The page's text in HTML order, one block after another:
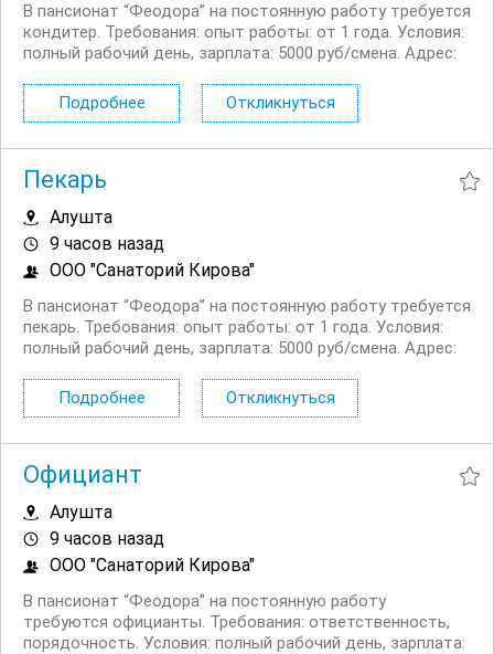
В пансионат “Феодора” на постоянную работу требуется
кондитер. Требования: опыт работы: от 1 года. Условия:
полный рабочий день, зарплата: 5000 руб/смена. Адрес:
Подробнее
Откликнуться
Пекарь
Алушта
9 часов назад
ООО "Санаторий Кирова"
В пансионат “Феодора” на постоянную работу требуется
пекарь. Требования: опыт работы: от 1 года. Условия:
полный рабочий день, зарплата: 5000 руб/смена. Адрес:
Подробнее
Откликнуться
Официант
Алушта
9 часов назад
ООО "Санаторий Кирова"
В пансионат “Феодора” на постоянную работу
требуются официанты. Требования: ответственность,
порядочность. Условия: полный рабочий день, зарплата: